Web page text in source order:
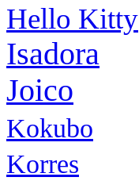
Hello Kitty
Isadora
Joico
Kokubo
Korres